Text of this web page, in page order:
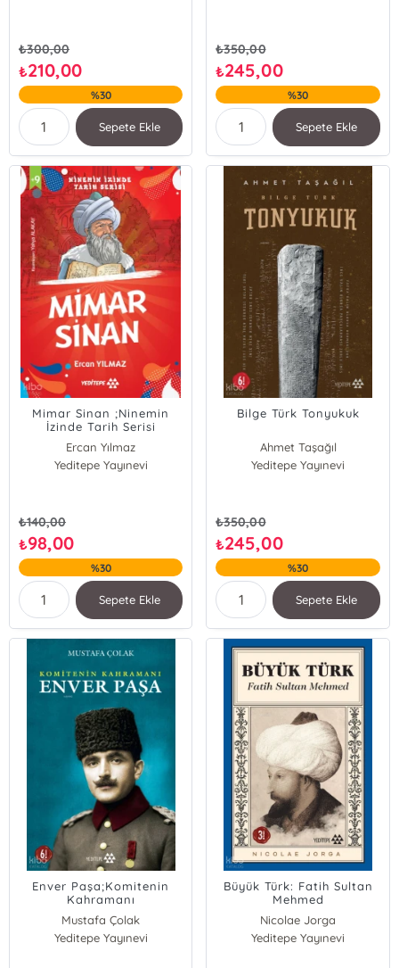
₺300,00
₺210,00
%30
Sepete Ekle
₺350,00
₺245,00
%30
Sepete Ekle
Mimar Sinan ;Ninemin
İzinde Tarih Serisi
Ercan Yılmaz
Yeditepe Yayınevi
₺140,00
₺98,00
%30
Sepete Ekle
Bilge Türk Tonyukuk
Ahmet Taşağıl
Yeditepe Yayınevi
₺350,00
₺245,00
%30
Sepete Ekle
Enver Paşa;Komitenin
Kahramanı
Mustafa Çolak
Yeditepe Yayınevi
Büyük Türk: Fatih Sultan
Mehmed
Nicolae Jorga
Yeditepe Yayınevi